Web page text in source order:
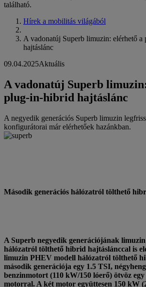
található.
Hírek a mobilitás világából
A vadonatúj Superb limuzin: elérhető
hajtáslánc
09.04.2025Aktuális
A vadonatúj Superb
plug-in-hibrid hajtáslánc
A negyedik generációs Superb limuzin
konfigurátorai már elérhetőek hazánkban.
Második generációs hálózatról tölthető
A Superb negyedik generációjának
hálózatról tölthető hibrid hajtáslánccal is
limuzin PHEV modell hálózatról tölthető
második generációja egy 1.5 TSI,
benzinmotort (110 kW/150 lóerő) ötvöz
motorral. A két motor együttesen 150 kW